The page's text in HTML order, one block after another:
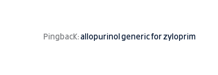
Pingback:allopurinol generic for zyloprim